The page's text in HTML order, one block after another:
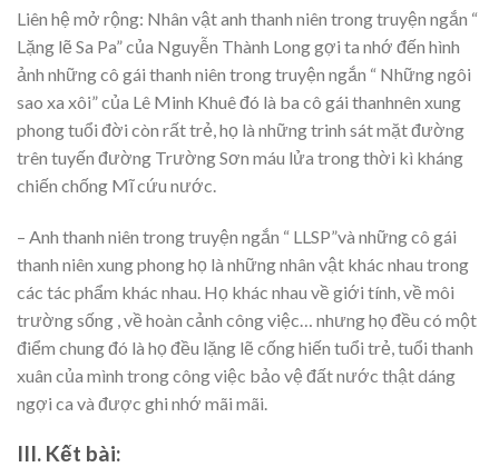
Liên hệ mở rộng: Nhân vật anh thanh niên trong truyện ngắn “
Lặng lẽ Sa Pa” của Nguyễn Thành Long gợi ta nhớ đến hình
ảnh những cô gái thanh niên trong truyện ngắn “ Những ngôi
sao xa xôi” của Lê Minh Khuê đó là ba cô gái thanhnên xung
phong tuổi đời còn rất trẻ, họ là những trinh sát mặt đường
trên tuyến đường Trường Sơn máu lửa trong thời kì kháng
chiến chống Mĩ cứu nước.
– Anh thanh niên trong truyện ngắn “ LLSP”và những cô gái
thanh niên xung phong họ là những nhân vật khác nhau trong
các tác phẩm khác nhau. Họ khác nhau về giới tính, về môi
trường sống , về hoàn cảnh công việc… nhưng họ đều có một
điểm chung đó là họ đều lặng lẽ cống hiến tuổi trẻ, tuổi thanh
xuân của mình trong công việc bảo vệ đất nước thật dáng
ngợi ca và được ghi nhớ mãi mãi.
III. Kết bài: